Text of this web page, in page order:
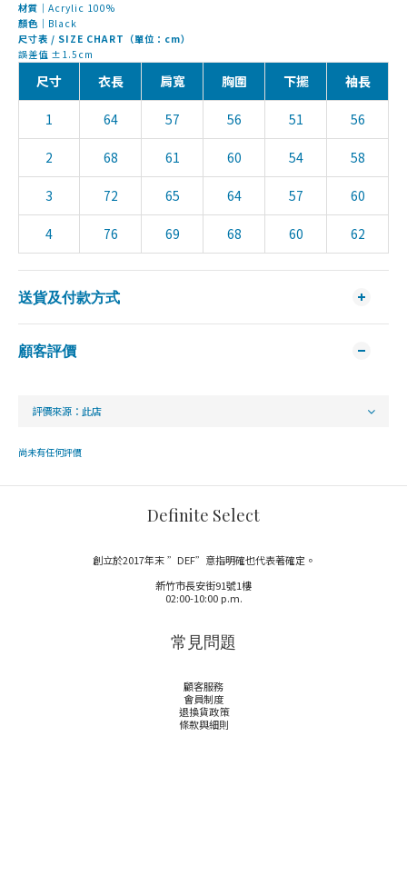
材質｜ Acrylic 100%
顏色｜ Black
尺寸表 / SIZE CHART（單位：cm）
誤差值 ±1.5cm
尺寸 衣長 肩寬 胸圍 下擺 袖長
1 64 57 56 51 56
2 68 61 60 54 58
3 72 65 64 57 60
4 76 69 68 60 62
送貨及付款方式
顧客評價
尚未有任何評價
Definite Select
創立於2017年末 ”DEF”意指明確也代表著確定。
新竹市長安街91號1樓
02:00-10:00 p.m.
常見問題
顧客服務
會員制度
退換貨政策
條款與細則